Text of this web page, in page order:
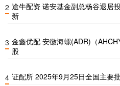
2 途牛配资 诺安基金副总杨谷退居
新
3 金鑫优配 安徽海螺(ADR)（
股
4 证配所 2025年9月25日全国主要